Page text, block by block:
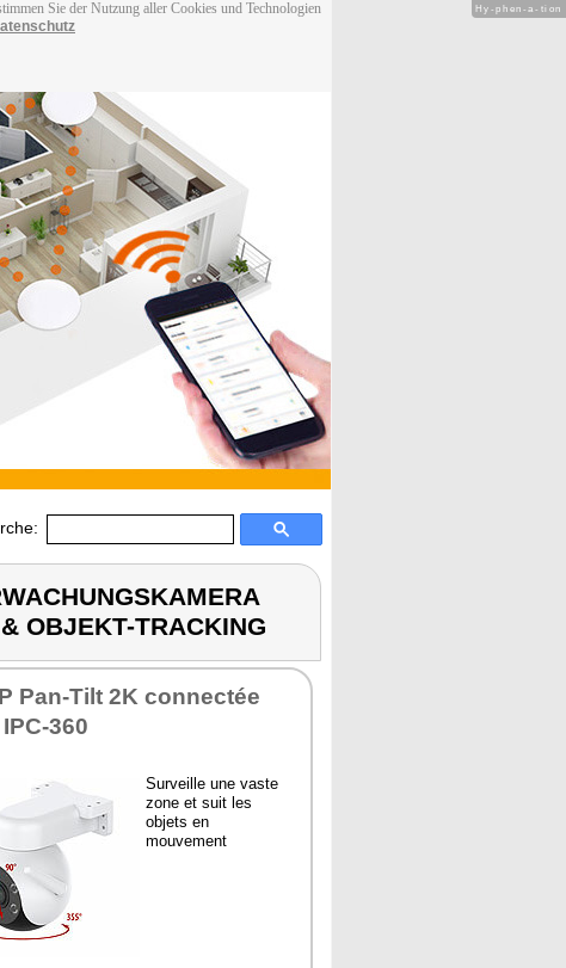
Sie der Nutzung aller Cookies und Technologien
OBJEKT-TRACKING
Pan-Tilt 2K connectée
360
Surveille une vaste
zone et suit les
objets en
mouvement
Hy-phen-a-tion